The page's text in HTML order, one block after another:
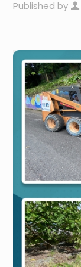
Published by